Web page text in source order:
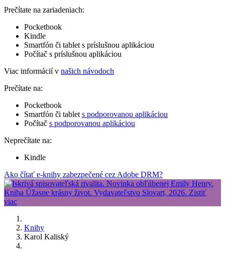
Prečítate na zariadeniach:
Pocketbook
Kindle
Smartfón či tablet s príslušnou aplikáciou
Počítač s príslušnou aplikáciou
Viac informácií v našich návodoch
Prečítate na:
Pocketbook
Smartfón či tablet s podporovanou aplikáciou
Počítač s podporovanou aplikáciou
Neprečítate na:
Kindle
Ako čítať e-knihy zabezpečené cez Adobe DRM?
Knihy
Karol Kaliský